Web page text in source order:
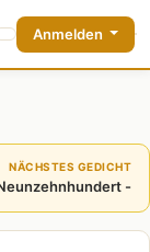
Anmelden
NÄCHSTES GEDICHT
-